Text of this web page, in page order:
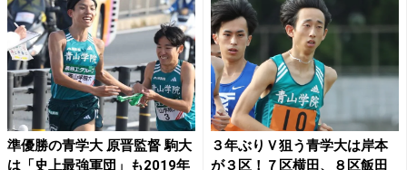
準優勝の青学大 原晋監督 駒大
は「史上最強軍団」も2019年
３年ぶりＶ狙う青学大は岸本
が３区！７区横田、８区飯田